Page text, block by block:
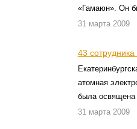
«Гамаюн». Он
31 марта 2009
43
атомная
была освящена
31 марта 2009